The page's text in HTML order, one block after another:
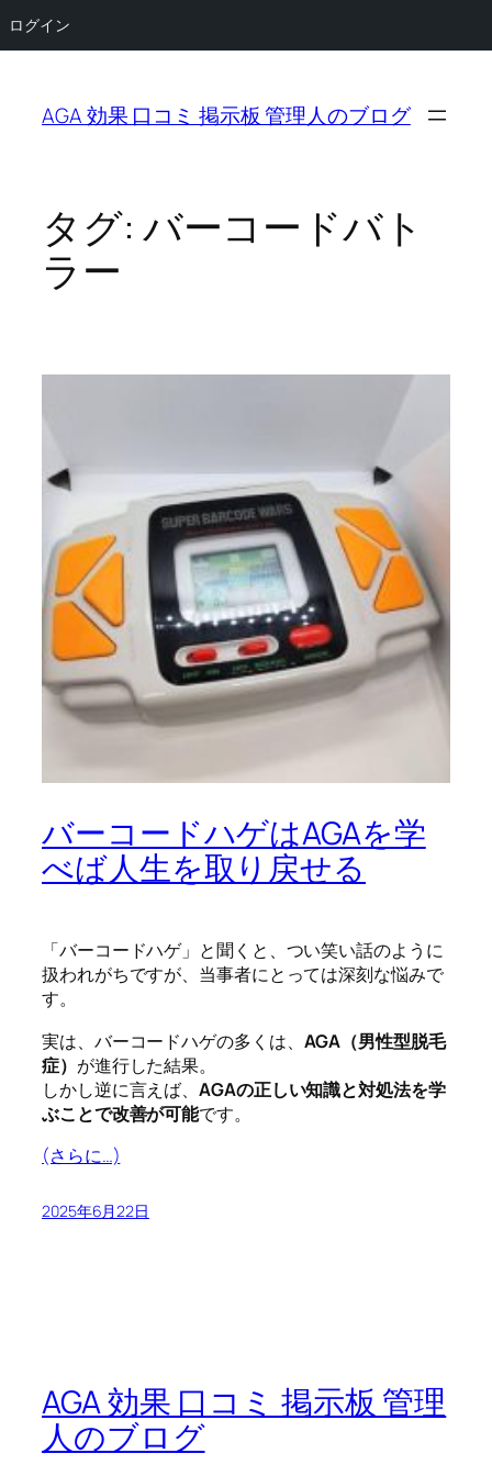
ログイン
AGA 効果 口コミ 掲示板 管理人のブログ
タグ: バーコードバト
ラー
バーコードハゲはAGAを学
べば人生を取り戻せる
「バーコードハゲ」と聞くと、つい笑い話のように
扱われがちですが、当事者にとっては深刻な悩みで
す。
実は、バーコードハゲの多くは、 AGA（男性型脱毛
症） が進行した結果。
しかし逆に言えば、AGAの正しい知識と対処法を学
ぶことで改善が可能です。
(さらに…)
2025年6月22日
AGA 効果 口コミ 掲示板 管理
人のブログ